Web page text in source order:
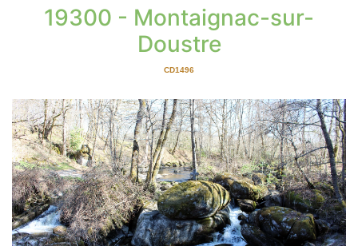
19300 - Montaignac-sur-
Doustre
CD1496